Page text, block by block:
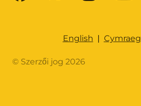
English | Cymraeg
© Szerzői jog 2026